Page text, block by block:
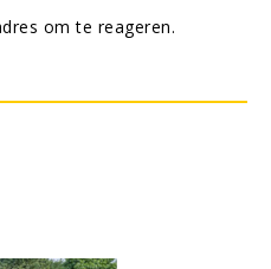
om te reageren.